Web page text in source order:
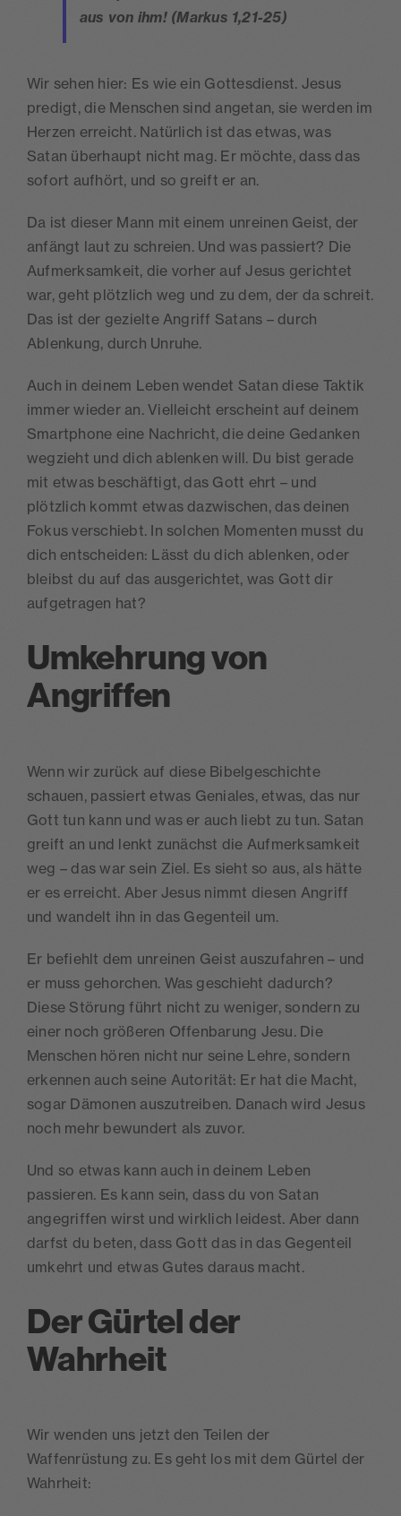
aus von ihm! (Markus 1,21-25)
Wir sehen hier: Es wie ein Gottesdienst. Jesus
predigt, die Menschen sind angetan, sie werden im
Herzen erreicht. Natürlich ist das etwas, was
Satan überhaupt nicht mag. Er möchte, dass das
sofort aufhört, und so greift er an.
Da ist dieser Mann mit einem unreinen Geist, der
anfängt laut zu schreien. Und was passiert? Die
Aufmerksamkeit, die vorher auf Jesus gerichtet
war, geht plötzlich weg und zu dem, der da schreit.
Das ist der gezielte Angriff Satans – durch
Ablenkung, durch Unruhe.
Auch in deinem Leben wendet Satan diese Taktik
immer wieder an. Vielleicht erscheint auf deinem
Smartphone eine Nachricht, die deine Gedanken
wegzieht und dich ablenken will. Du bist gerade
mit etwas beschäftigt, das Gott ehrt – und
plötzlich kommt etwas dazwischen, das deinen
Fokus verschiebt. In solchen Momenten musst du
dich entscheiden: Lässt du dich ablenken, oder
bleibst du auf das ausgerichtet, was Gott dir
aufgetragen hat?
Umkehrung von
Angriffen
Wenn wir zurück auf diese Bibelgeschichte
schauen, passiert etwas Geniales, etwas, das nur
Gott tun kann und was er auch liebt zu tun. Satan
greift an und lenkt zunächst die Aufmerksamkeit
weg – das war sein Ziel. Es sieht so aus, als hätte
er es erreicht. Aber Jesus nimmt diesen Angriff
und wandelt ihn in das Gegenteil um.
Er befiehlt dem unreinen Geist auszufahren – und
er muss gehorchen. Was geschieht dadurch?
Diese Störung führt nicht zu weniger, sondern zu
einer noch größeren Offenbarung Jesu. Die
Menschen hören nicht nur seine Lehre, sondern
erkennen auch seine Autorität: Er hat die Macht,
sogar Dämonen auszutreiben. Danach wird Jesus
noch mehr bewundert als zuvor.
Und so etwas kann auch in deinem Leben
passieren. Es kann sein, dass du von Satan
angegriffen wirst und wirklich leidest. Aber dann
darfst du beten, dass Gott das in das Gegenteil
umkehrt und etwas Gutes daraus macht.
Der Gürtel der
Wahrheit
Wir wenden uns jetzt den Teilen der
Waffenrüstung zu. Es geht los mit dem Gürtel der
Wahrheit: